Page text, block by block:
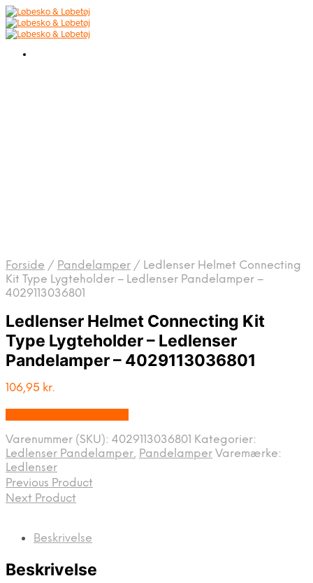
Forside / Pandelamper / Ledlenser Helmet Connecting
Kit Type Lygteholder – Ledlenser Pandelamper –
4029113036801
Ledlenser Helmet Connecting Kit
Type Lygteholder – Ledlenser
Pandelamper – 4029113036801
106,95 kr.
Varenummer (SKU): 4029113036801 Kategorier:
Ledlenser Pandelamper, Pandelamper Varemærke:
Ledlenser
Previous Product
Next Product
Beskrivelse
Beskrivelse